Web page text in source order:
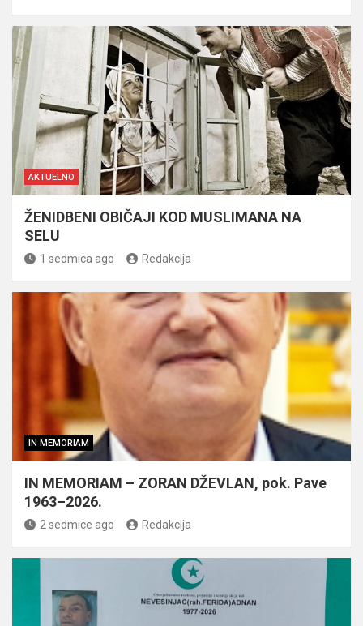
AKTUELNO
ŽENIDBENI OBIČAJI KOD MUSLIMANA NA
SELU
1 sedmica ago Redakcija
IN MEMORIAM
IN MEMORIAM – ZORAN DŽEVLAN, pok. Pave
1963–2026.
2 sedmice ago Redakcija